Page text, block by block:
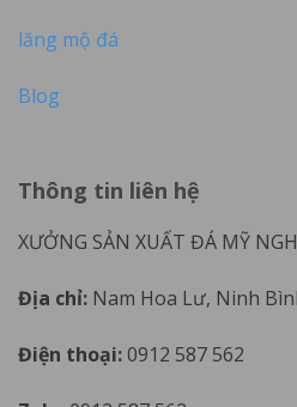
lăng mộ đá
Blog
Thông tin liên hệ
XƯỞNG SẢN XUẤT ĐÁ MỸ
Địa chỉ: Nam Hoa Lư, Ninh
Điện thoại:0912 587 562